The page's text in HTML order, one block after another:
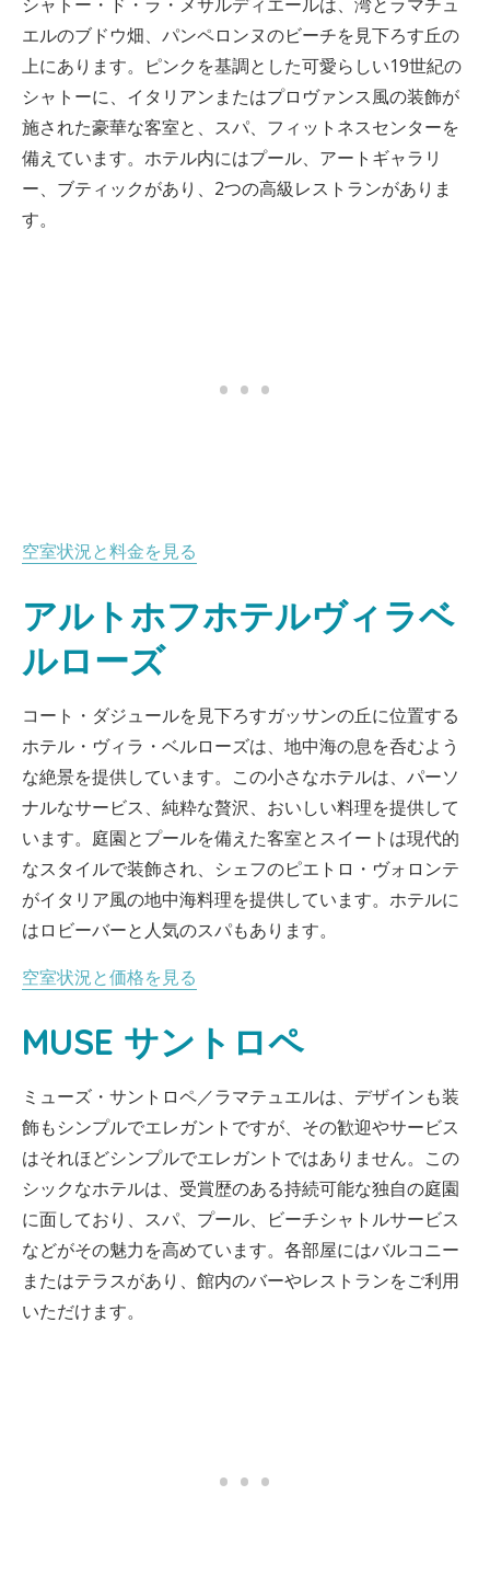
エルのブドウ畑、パンペロンヌのビーチを見下ろす丘の
上にあります。ピンクを基調とした可愛らしい19世紀の
シャトーに、イタリアンまたはプロヴァンス風の装飾が
施された豪華な客室と、スパ、フィットネスセンターを
備えています。ホテル内にはプール、アートギャラリ
ー、ブティックがあり、2つの高級レストランがありま
す。
空室状況と料金を見る
アルトホフホテルヴィラベ
ルローズ
コート・ダジュールを見下ろすガッサンの丘に位置する
ホテル・ヴィラ・ベルローズは、地中海の息を呑むよう
な絶景を提供しています。この小さなホテルは、パーソ
ナルなサービス、純粋な贅沢、おいしい料理を提供して
います。庭園とプールを備えた客室とスイートは現代的
なスタイルで装飾され、シェフのピエトロ・ヴォロンテ
がイタリア風の地中海料理を提供しています。ホテルに
はロビーバーと人気のスパもあります。
空室状況と価格を見る
MUSE サントロペ
ミューズ・サントロペ／ラマテュエルは、デザインも装
飾もシンプルでエレガントですが、その歓迎やサービス
はそれほどシンプルでエレガントではありません。この
シックなホテルは、受賞歴のある持続可能な独自の庭園
に面しており、スパ、プール、ビーチシャトルサービス
などがその魅力を高めています。各部屋にはバルコニー
またはテラスがあり、館内のバーやレストランをご利用
いただけます。